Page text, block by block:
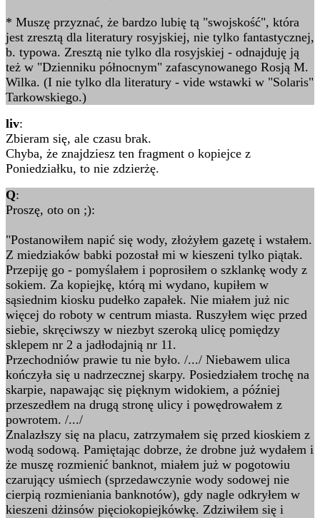
* Muszę przyznać, że bardzo lubię tą "swojskość", która
jest zresztą dla literatury rosyjskiej, nie tylko fantastycznej,
b. typowa. Zresztą nie tylko dla rosyjskiej - odnajduję ją
też w "Dzienniku północnym" zafascynowanego Rosją M.
Wilka. (I nie tylko dla literatury - vide wstawki w "Solaris"
Tarkowskiego.)
liv:
Zbieram się, ale czasu brak.
Chyba, że znajdziesz ten fragment o kopiejce z
Poniedziałku, to nie zdzierżę.
Q:
Proszę, oto on ;):
"Postanowiłem napić się wody, złożyłem gazetę i wstałem.
Z miedziaków babki pozostał mi w kieszeni tylko piątak.
Przepiję go - pomyślałem i poprosiłem o szklankę wody z
sokiem. Za kopiejkę, którą mi wydano, kupiłem w
sąsiednim kiosku pudełko zapałek. Nie miałem już nic
więcej do roboty w centrum miasta. Ruszyłem więc przed
siebie, skręciwszy w niezbyt szeroką ulicę pomiędzy
sklepem nr 2 a jadłodajnią nr 11.
Przechodniów prawie tu nie było. /.../ Niebawem ulica
kończyła się u nadrzecznej skarpy. Posiedziałem trochę na
skarpie, napawając się pięknym widokiem, a później
przeszedłem na drugą stronę ulicy i powędrowałem z
powrotem. /.../
Znalazłszy się na placu, zatrzymałem się przed kioskiem z
wodą sodową. Pamiętając dobrze, że drobne już wydałem i
że muszę rozmienić banknot, miałem już w pogotowiu
czarujący uśmiech (sprzedawczynie wody sodowej nie
cierpią rozmieniania banknotów), gdy nagle odkryłem w
kieszeni dżinsów pięciokopiejkówkę. Zdziwiłem się i